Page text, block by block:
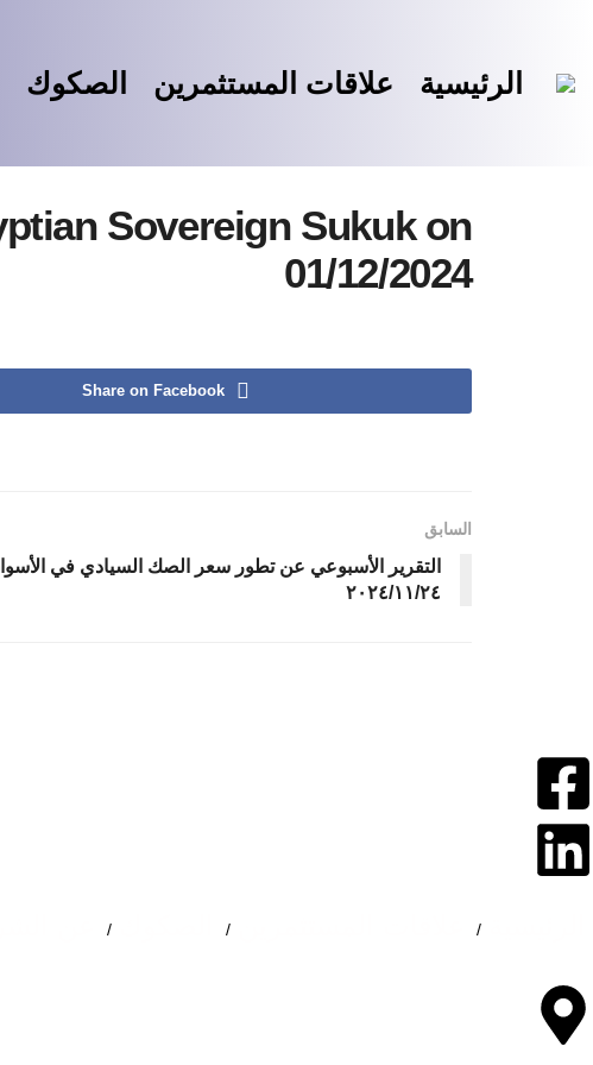
الرئيسية علاقات المستثمرين الصكوك
Sovereign Sukuk on
01/12/2024
Share on Facebook
السابق
التقرير الأسبوعي عن تطور سعر الصك السيادي في الأسواق
٢٠٢٤/١١/٢٤